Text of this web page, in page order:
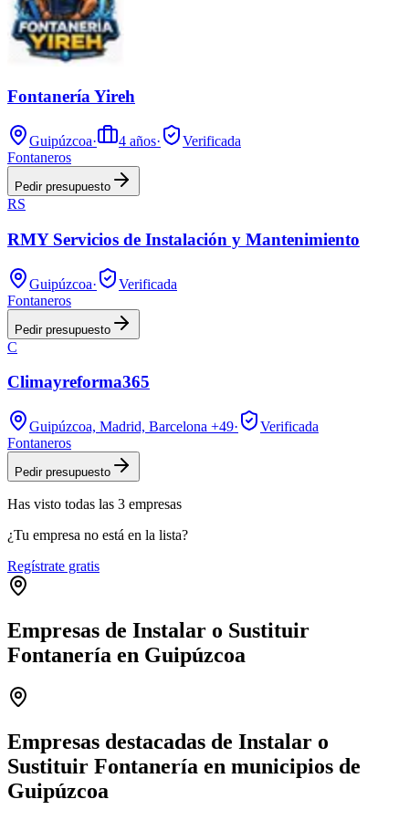
Fontanería Yireh
Guipúzcoa· 4 años·
Verificada
Fontaneros
Pedir presupuesto
RS
RMY Servicios de Instalación y Mantenimiento
Guipúzcoa·
Verificada
Fontaneros
Pedir presupuesto
C
Climayreforma365
Guipúzcoa, Madrid, Barcelona +49·
Verificada
Fontaneros
Pedir presupuesto
Has visto todas las 3 empresas
¿Tu empresa no está en la lista?
Regístrate gratis
Empresas de Instalar o Sustituir
Fontanería en Guipúzcoa
−
Empresas destacadas de Instalar o
Sustituir Fontanería en municipios de
Guipúzcoa